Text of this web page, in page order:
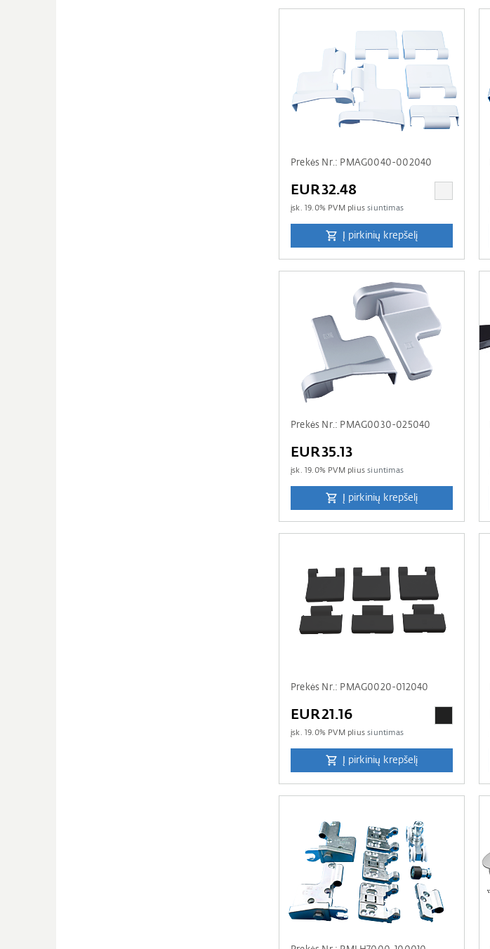
Prekės Nr.: PMAG0040-002040
EUR32.48
įsk. 19.0% PVM pliussiuntimas
Į pirkinių krepšelį
Prekės Nr.: PMAG0030-025040
EUR35.13
įsk. 19.0% PVM pliussiuntimas
Į pirkinių krepšelį
Prekės Nr.: PMAG0020-012040
EUR21.16
įsk. 19.0% PVM pliussiuntimas
Į pirkinių krepšelį